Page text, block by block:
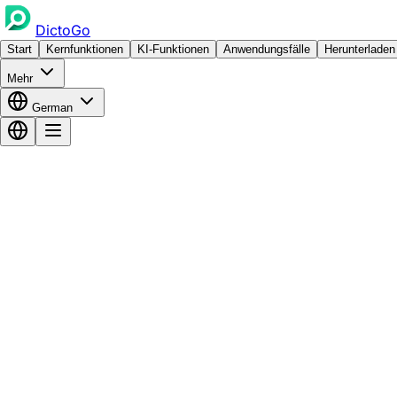
DictoGo
Start Kernfunktionen KI-Funktionen Anwendungsfälle Herunterladen
Mehr
German